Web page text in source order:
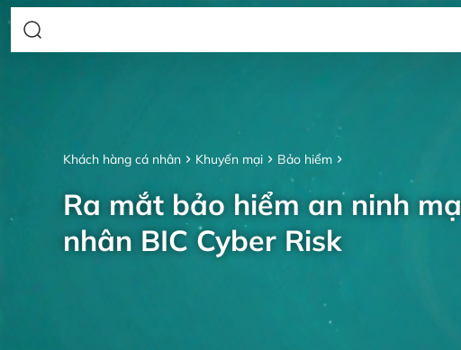
Khách hàng cá nhân Khuyến mại Bảo hiểm
Ra mắt bảo hiểm an ninh
nhân BIC Cyber Risk